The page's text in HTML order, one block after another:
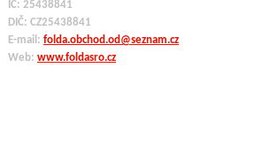
IČ: 25438841
DIČ: CZ25438841
E-mail: folda.obchod.od@seznam.cz
Web: www.foldasro.cz